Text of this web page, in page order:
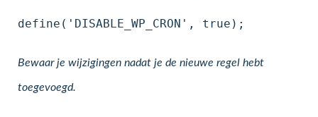
define('DISABLE_WP_CRON', true);
Bewaar je wijzigingen nadat je de nieuwe regel hebt
toegevoegd.